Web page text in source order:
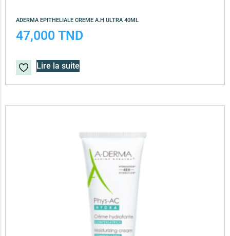
ADERMA EPITHELIALE CREME A.H ULTRA 40ML
47,000 TND
Lire la suite